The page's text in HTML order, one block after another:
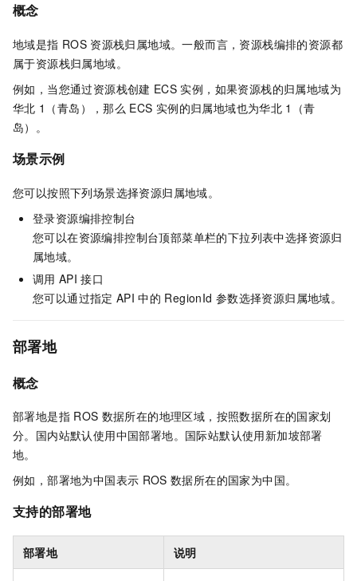
概念
地域是指 ROS 资源栈归属地域。一般而言，资源栈编排的资源都
属于资源栈归属地域。
例如，当您通过资源栈创建 ECS 实例，如果资源栈的归属地域为
华北 1（青岛），那么 ECS 实例的归属地域也为华北 1（青
岛）。
场景示例
您可以按照下列场景选择资源归属地域。
登录资源编排控制台
您可以在资源编排控制台顶部菜单栏的下拉列表中选择资源归
属地域。
调用 API 接口
您可以通过指定 API 中的 RegionId 参数选择资源归属地域。
部署地
概念
部署地是指 ROS 数据所在的地理区域，按照数据所在的国家划
分。国内站默认使用中国部署地。国际站默认使用新加坡部署
地。
例如，部署地为中国表示 ROS 数据所在的国家为中国。
支持的部署地
部署地 说明